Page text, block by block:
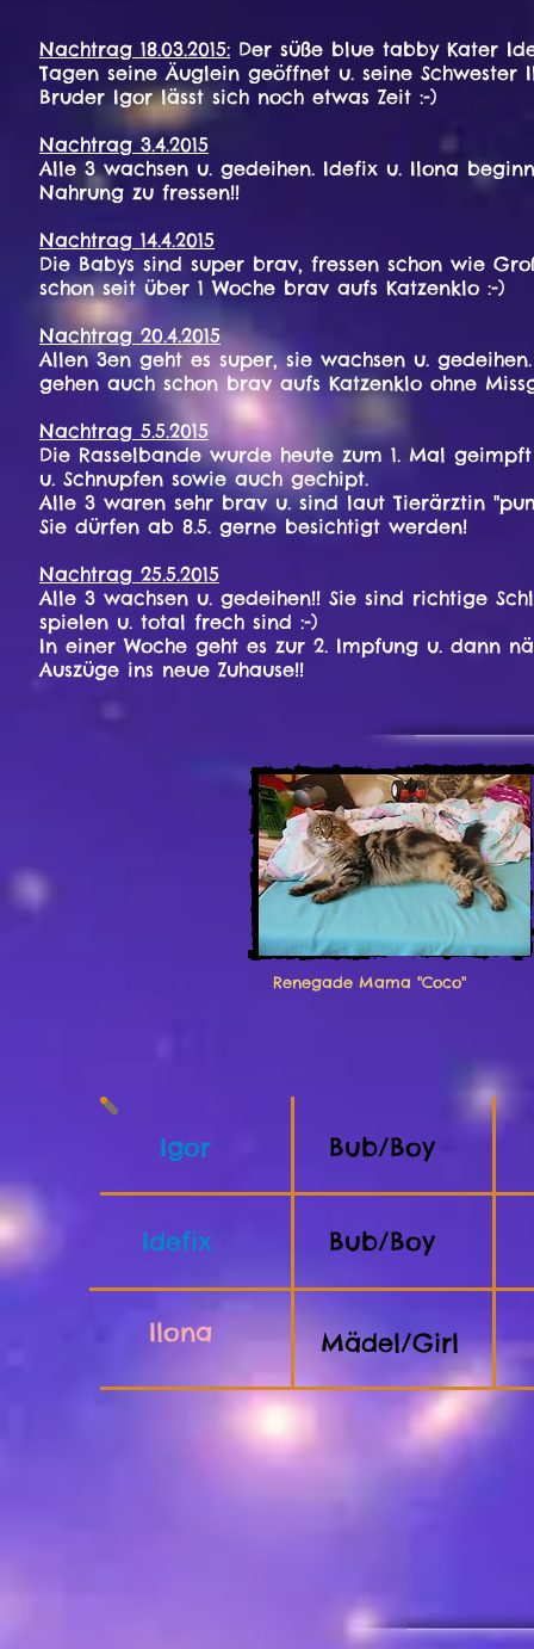
Nachtrag 18.03.2015: Der süße blue tabby Kater
Tagen seine Äuglein geöffnet u. seine Schwester
Bruder Igor lässt sich noch etwas Zeit :-)
Nachtrag 3.4.2015
Alle 3 wachsen u. gedeihen. Idefix u. Ilona
Nahrung zu fressen!!
Nachtrag 14.4.2015
Die Babys sind super brav, fressen schon wie
schon seit über 1 Woche brav aufs Katzenklo :-)
Nachtrag 20.4.2015
Allen 3en geht es super, sie wachsen u.
gehen auch schon brav aufs Katzenklo ohne
Nachtrag 5.5.2015
Die Rasselbande wurde heute zum 1. Mal
u. Schnupfen sowie auch gechipt.
Alle 3 waren sehr brav u. sind laut Tierärztin
Sie dürfen ab 8.5. gerne besichtigt werden!
Nachtrag 25.5.2015
Alle 3 wachsen u. gedeihen!! Sie sind richtige
spielen u. total frech sind :-)
In einer Woche geht es zur 2. Impfung u. dann
Auszüge ins neue Zuhause!!
Renegade Mama "Coco"
Ilona Mädel/Girl
Igor Bub/Boy
Idefix Bub/Boy